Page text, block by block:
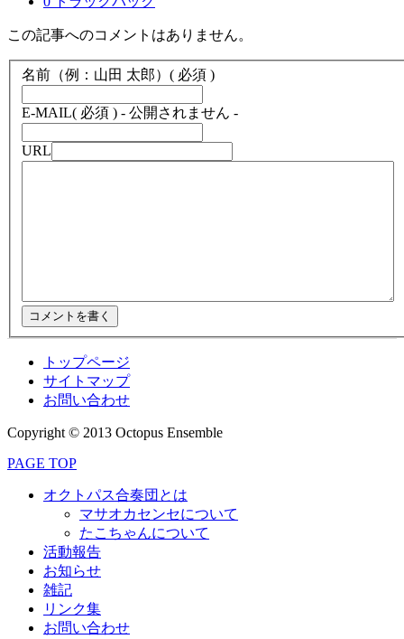
この記事へのコメントはありません。
名前（例：山田 太郎） ( 必須 )
E-MAIL( 必須 ) - 公開されません -
URL
トップページ
サイトマップ
お問い合わせ
Copyright © 2013 Octopus Ensemble
PAGE TOP
オクトパス合奏団とは
マサオカセンセについて
たこちゃんについて
活動報告
お知らせ
雑記
リンク集
お問い合わせ